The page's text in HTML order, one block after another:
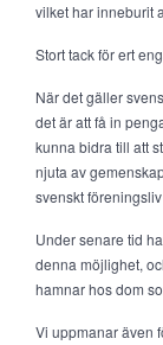
vilket har inneburit
Stort tack för ert
När det gäller
det är att få in
kunna bidra till att
njuta av
svenskt
Under senare tid
denna möjlighet,
hamnar hos dom
Vi uppmanar även